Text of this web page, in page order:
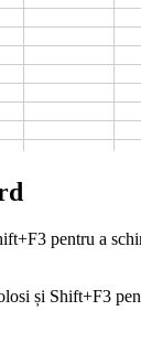
pentru a
și Shift+F3